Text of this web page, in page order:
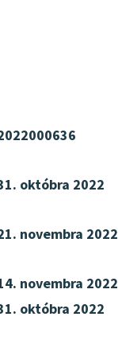
októbra 2022
novembra 2022
novembra 2022
októbra 2022